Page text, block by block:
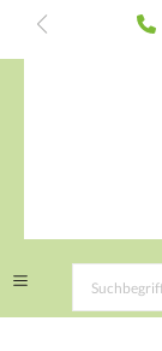
springen